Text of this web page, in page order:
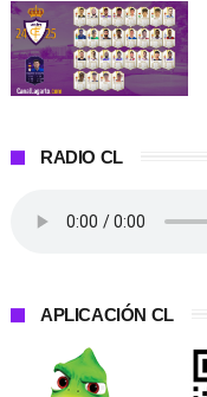
RADIO CL
APLICACIÓN CL